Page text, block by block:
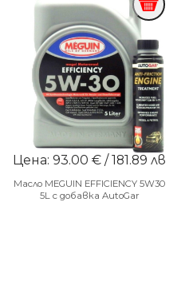
Цена: 93.00 € / 181.89 лв
Масло MEGUIN EFFICIENCY 5W30
5L с добавка AutoGar